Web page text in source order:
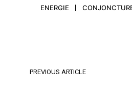
ENERGIE
PREVIOUS ARTICLE